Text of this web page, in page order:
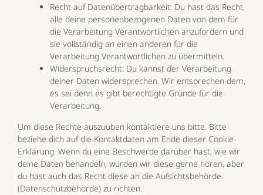
Recht auf Datenübertragbarkeit: Du hast das Recht,
alle deine personenbezogenen Daten von dem für
die Verarbeitung Verantwortlichen anzufordern und
sie vollständig an einen anderen für die
Verarbeitung Verantwortlichen zu übermitteln.
Widerspruchsrecht: Du kannst der Verarbeitung
deiner Daten widersprechen. Wir entsprechen dem,
es sei denn es gibt berechtigte Gründe für die
Verarbeitung.
Um diese Rechte auszuüben kontaktiere uns bitte. Bitte
beziehe dich auf die Kontaktdaten am Ende dieser Cookie-
Erklärung. Wenn du eine Beschwerde darüber hast, wie wir
deine Daten behandeln, würden wir diese gerne hören, aber
du hast auch das Recht diese an die Aufsichtsbehörde
(Datenschutzbehörde) zu richten.